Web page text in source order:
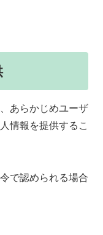
あらかじめユーザ
情報を提供するこ
で認められる場合